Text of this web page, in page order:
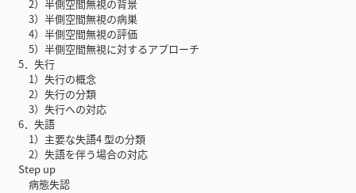
2）半側空間無視の背景
3）半側空間無視の病巣
4）半側空間無視の評価
5）半側空間無視に対するアプローチ
5．失行
1）失行の概念
2）失行の分類
3）失行への対応
6．失語
1）主要な失語4 型の分類
2）失語を伴う場合の対応
Step up
病態失認